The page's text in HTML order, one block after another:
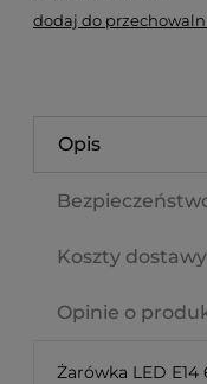
dodaj do
Opis
Koszty dostawy
Opinie o
Żarówka LED